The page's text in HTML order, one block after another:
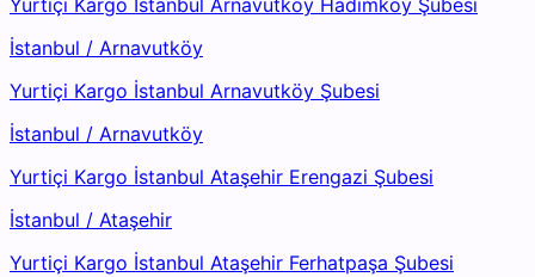
Yurtiçi Kargo İstanbul Arnavutköy Hadımköy Şubesi
İstanbul / Arnavutköy
Yurtiçi Kargo İstanbul Arnavutköy Şubesi
İstanbul / Arnavutköy
Yurtiçi Kargo İstanbul Ataşehir Erengazi Şubesi
İstanbul / Ataşehir
Yurtiçi Kargo İstanbul Ataşehir Ferhatpaşa Şubesi